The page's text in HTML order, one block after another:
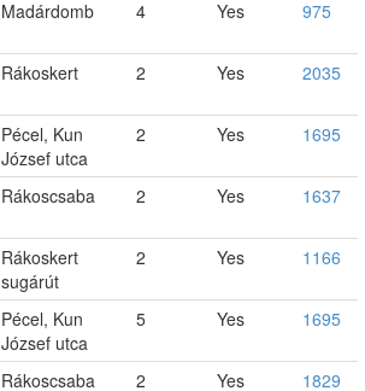
Madárdomb 4 Yes 975
Rákoskert 2 Yes 2035
Pécel, Kun
József utca
2 Yes 1695
Rákoscsaba 2 Yes 1637
Rákoskert
sugárút
2 Yes 1166
Pécel, Kun
József utca
5 Yes 1695
Rákoscsaba 2 Yes 1829